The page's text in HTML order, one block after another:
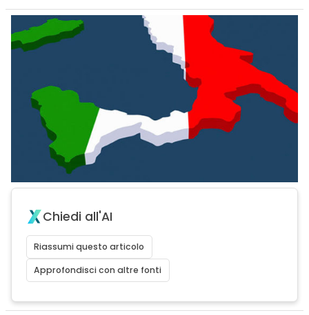
Chiedi all'AI
Riassumi questo articolo
Approfondisci con altre fonti